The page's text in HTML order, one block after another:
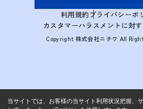
利用規約プライバシーポ
カスタマーハラスメントに対
Copyright 株式会社ニチワ All
当サイトでは、お客様の当サイト利用状況把握、